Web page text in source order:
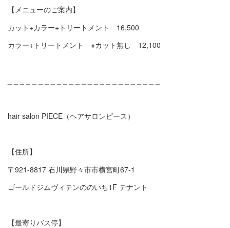
【メニューのご案内】
カット+カラー+トリートメント 16,500
カラー+トリートメント ※カット無し 12,100
hair salon PIECE（ヘアサロンピース）
【住所】
〒921-8817 石川県野々市市横宮町67-1
ゴールドジムヴィテンののいち1F テナント
【最寄りバス停】